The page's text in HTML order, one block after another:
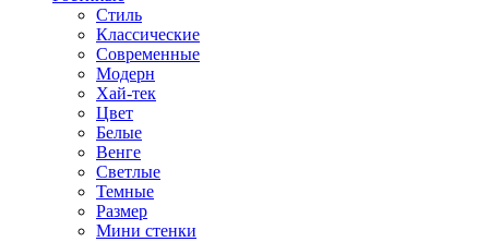
Стиль
Классические
Современные
Модерн
Хай-тек
Цвет
Белые
Венге
Светлые
Темные
Размер
Мини стенки